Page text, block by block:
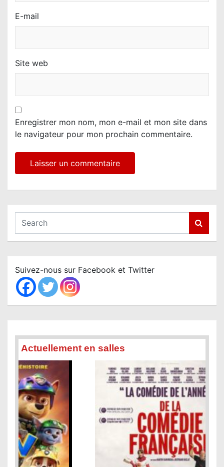
E-mail
Site web
Enregistrer mon nom, mon e-mail et mon site dans
le navigateur pour mon prochain commentaire.
a
c
h
Suivez-nous sur Facebook et Twitter
Actuellement en salles